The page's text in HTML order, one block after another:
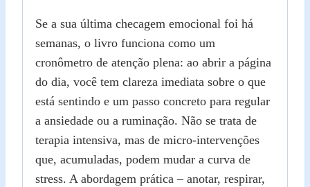
Se a sua última checagem emocional foi há
semanas, o livro funciona como um
cronômetro de atenção plena: ao abrir a página
do dia, você tem clareza imediata sobre o que
está sentindo e um passo concreto para regular
a ansiedade ou a ruminação. Não se trata de
terapia intensiva, mas de micro‑intervenções
que, acumuladas, podem mudar a curva de
stress. A abordagem prática – anotar, respirar,